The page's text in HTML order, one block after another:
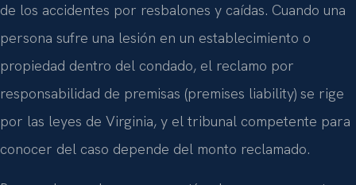
de los accidentes por resbalones y caídas. Cuando una
persona sufre una lesión en un establecimiento o
propiedad dentro del condado, el reclamo por
responsabilidad de premisas (premises liability) se rige
por las leyes de Virginia, y el tribunal competente para
conocer del caso depende del monto reclamado.